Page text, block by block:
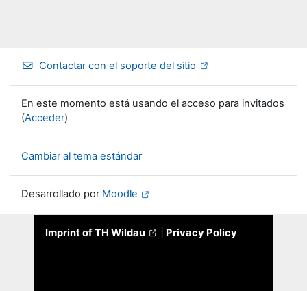
Contactar con el soporte del sitio
En este momento está usando el acceso para invitados
(Acceder)
Cambiar al tema estándar
Desarrollado por Moodle
Imprint of TH Wildau Privacy Policy